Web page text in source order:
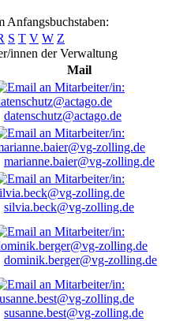
Anfangsbuchstaben:
S T V W Z
innen der Verwaltung
Mail
datenschutz@actago.de
marianne.baier@vg-zolling.de
silvia.beck@vg-zolling.de
dominik.berger@vg-zolling.de
susanne.best@vg-zolling.de